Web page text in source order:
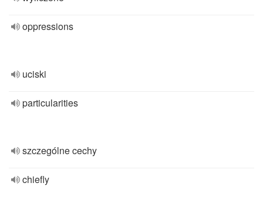
oppressions
uciski
particularities
szczególne cechy
chiefly